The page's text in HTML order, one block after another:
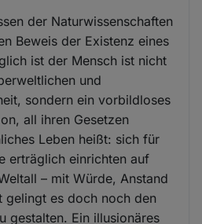
der Naturwissenschaften
Beweis der Existenz eines
ist der Mensch ist nicht
und
sondern ein vorbildloses
all ihren Gesetzen
Leben heißt: sich für
erträglich einrichten auf
– mit Würde, Anstand
gelingt es doch noch den
gestalten. Ein illusionäres